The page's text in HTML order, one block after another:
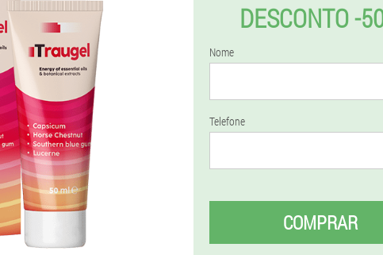
DESCONTO -
Nome
Telefone
COMPRAR